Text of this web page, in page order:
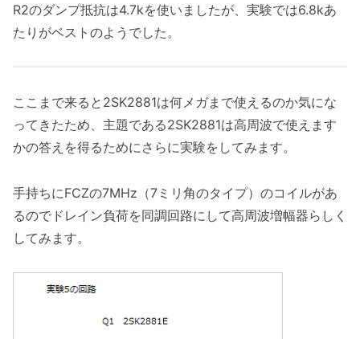
R2のダンプ抵抗は4.7kを使いましたが、実験では6.8kあ
たりがベストのようでした。
ここまで来ると2SK2881は何メガまで使えるのか気にな
ってきたため、主題である2SK2881は高周波で使えます
かの答えを得るためにさらに実験をしてみます。
手持ちにFCZの7MHz（7ミリ角のタイプ）のコイルがあ
るのでドレイン負荷を同調回路にして高周波増幅器らしく
してみます。